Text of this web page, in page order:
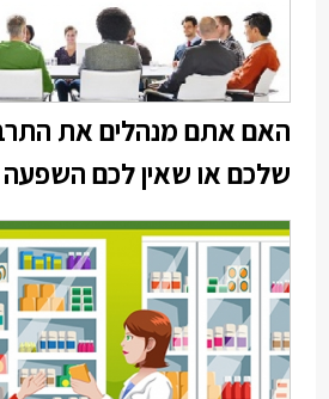
האם אתם מנהלים את
שלכם או שאין לכם השפעה